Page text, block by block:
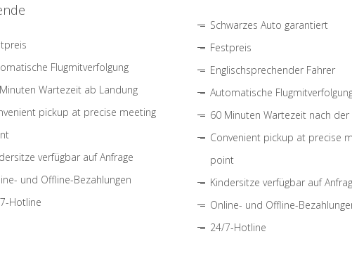
Flugmitverfolgung
Wartezeit ab Landung
pickup at precise meeting
verfügbar auf Anfrage
und Offline-Bezahlungen
Hotline
Schwarzes Auto garantiert
Festpreis
Englischsprechender Fahrer
Automatische
60 Minuten Wartezeit nach der
Convenient pickup at precise
point
Kindersitze verfügbar auf
Online- und Offline-
24/7-Hotline